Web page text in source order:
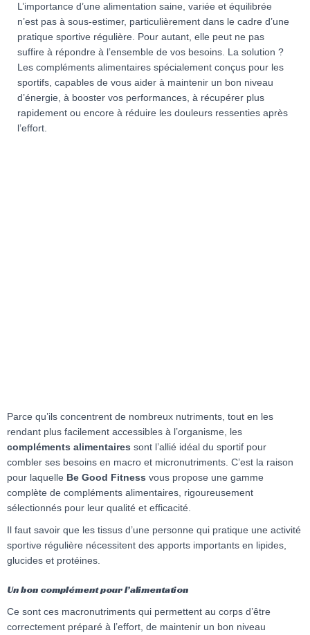
L’importance d’une alimentation saine, variée et équilibrée
n’est pas à sous-estimer, particulièrement dans le cadre d’une
pratique sportive régulière. Pour autant, elle peut ne pas
suffire à répondre à l’ensemble de vos besoins. La solution ?
Les compléments alimentaires spécialement conçus pour les
sportifs, capables de vous aider à maintenir un bon niveau
d’énergie, à booster vos performances, à récupérer plus
rapidement ou encore à réduire les douleurs ressenties après
l’effort.
Parce qu’ils concentrent de nombreux nutriments, tout en les
rendant plus facilement accessibles à l’organisme, les
compléments alimentaires sont l’allié idéal du sportif pour
combler ses besoins en macro et micronutriments. C’est la raison
pour laquelle Be Good Fitness vous propose une gamme
complète de compléments alimentaires, rigoureusement
sélectionnés pour leur qualité et efficacité.
Il faut savoir que les tissus d’une personne qui pratique une activité
sportive régulière nécessitent des apports importants en lipides,
glucides et protéines.
Un bon complément pour l’alimentation
Ce sont ces macronutriments qui permettent au corps d’être
correctement préparé à l’effort, de maintenir un bon niveau